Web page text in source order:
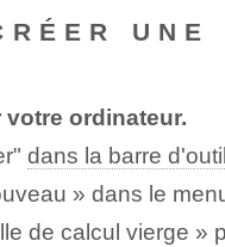
ordinateur.
dans la barre
» dans le
de calcul vierge »